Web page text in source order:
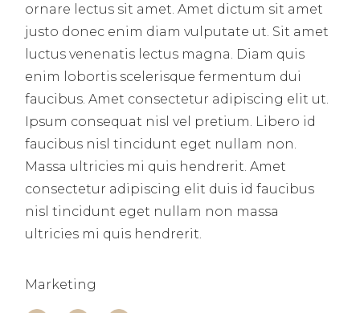
ornare lectus sit amet. Amet dictum sit amet
justo donec enim diam vulputate ut. Sit amet
luctus venenatis lectus magna. Diam quis
enim lobortis scelerisque fermentum dui
faucibus. Amet consectetur adipiscing elit ut.
Ipsum consequat nisl vel pretium. Libero id
faucibus nisl tincidunt eget nullam non.
Massa ultricies mi quis hendrerit. Amet
consectetur adipiscing elit duis id faucibus
nisl tincidunt eget nullam non massa
ultricies mi quis hendrerit.
Marketing